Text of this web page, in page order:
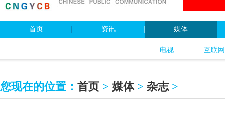
首页 资讯 媒体
电视 互联网
您现在的位置： 首页 > 媒体> 杂志>